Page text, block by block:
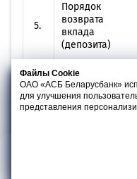
5.
Порядок
возврата
вклада
(депозита)
6.
Расходные
Файлы Cookie
ОАО «АСБ Беларусбанк»
для улучшения
представления